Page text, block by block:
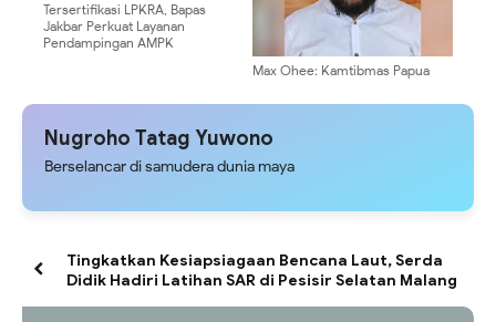
Tersertifikasi LPKRA, Bapas
Jakbar Perkuat Layanan
Pendampingan AMPK
Max Ohee: Kamtibmas Papua
Jelang 17 Agustus
Nugroho Tatag Yuwono
Berselancar di samudera dunia maya
Tingkatkan Kesiapsiagaan Bencana Laut, Serda
Didik Hadiri Latihan SAR di Pesisir Selatan Malang